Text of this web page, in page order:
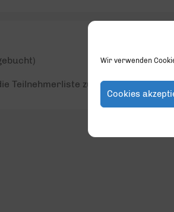
Wir verwenden
Cookies
Teilnehmerliste zu sehen.